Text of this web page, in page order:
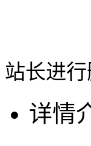
或一
本站
站长进行
详情